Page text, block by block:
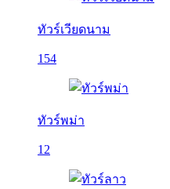
ทัวร์เวียดนาม
154
ทัวร์พม่า
12